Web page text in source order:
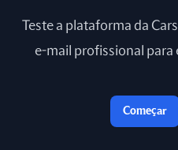
Rússia
Teste a plataforma da
e-mail profissional para
Começar